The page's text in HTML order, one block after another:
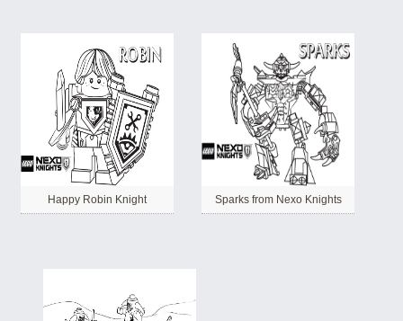
Happy Robin Knight Sparks from Nexo Knights